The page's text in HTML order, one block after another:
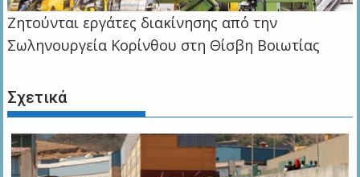
Ζητούνται εργάτες διακίνησης από την
Σωληνουργεία Κορίνθου στη Θίσβη Βοιωτίας
Σχετικά